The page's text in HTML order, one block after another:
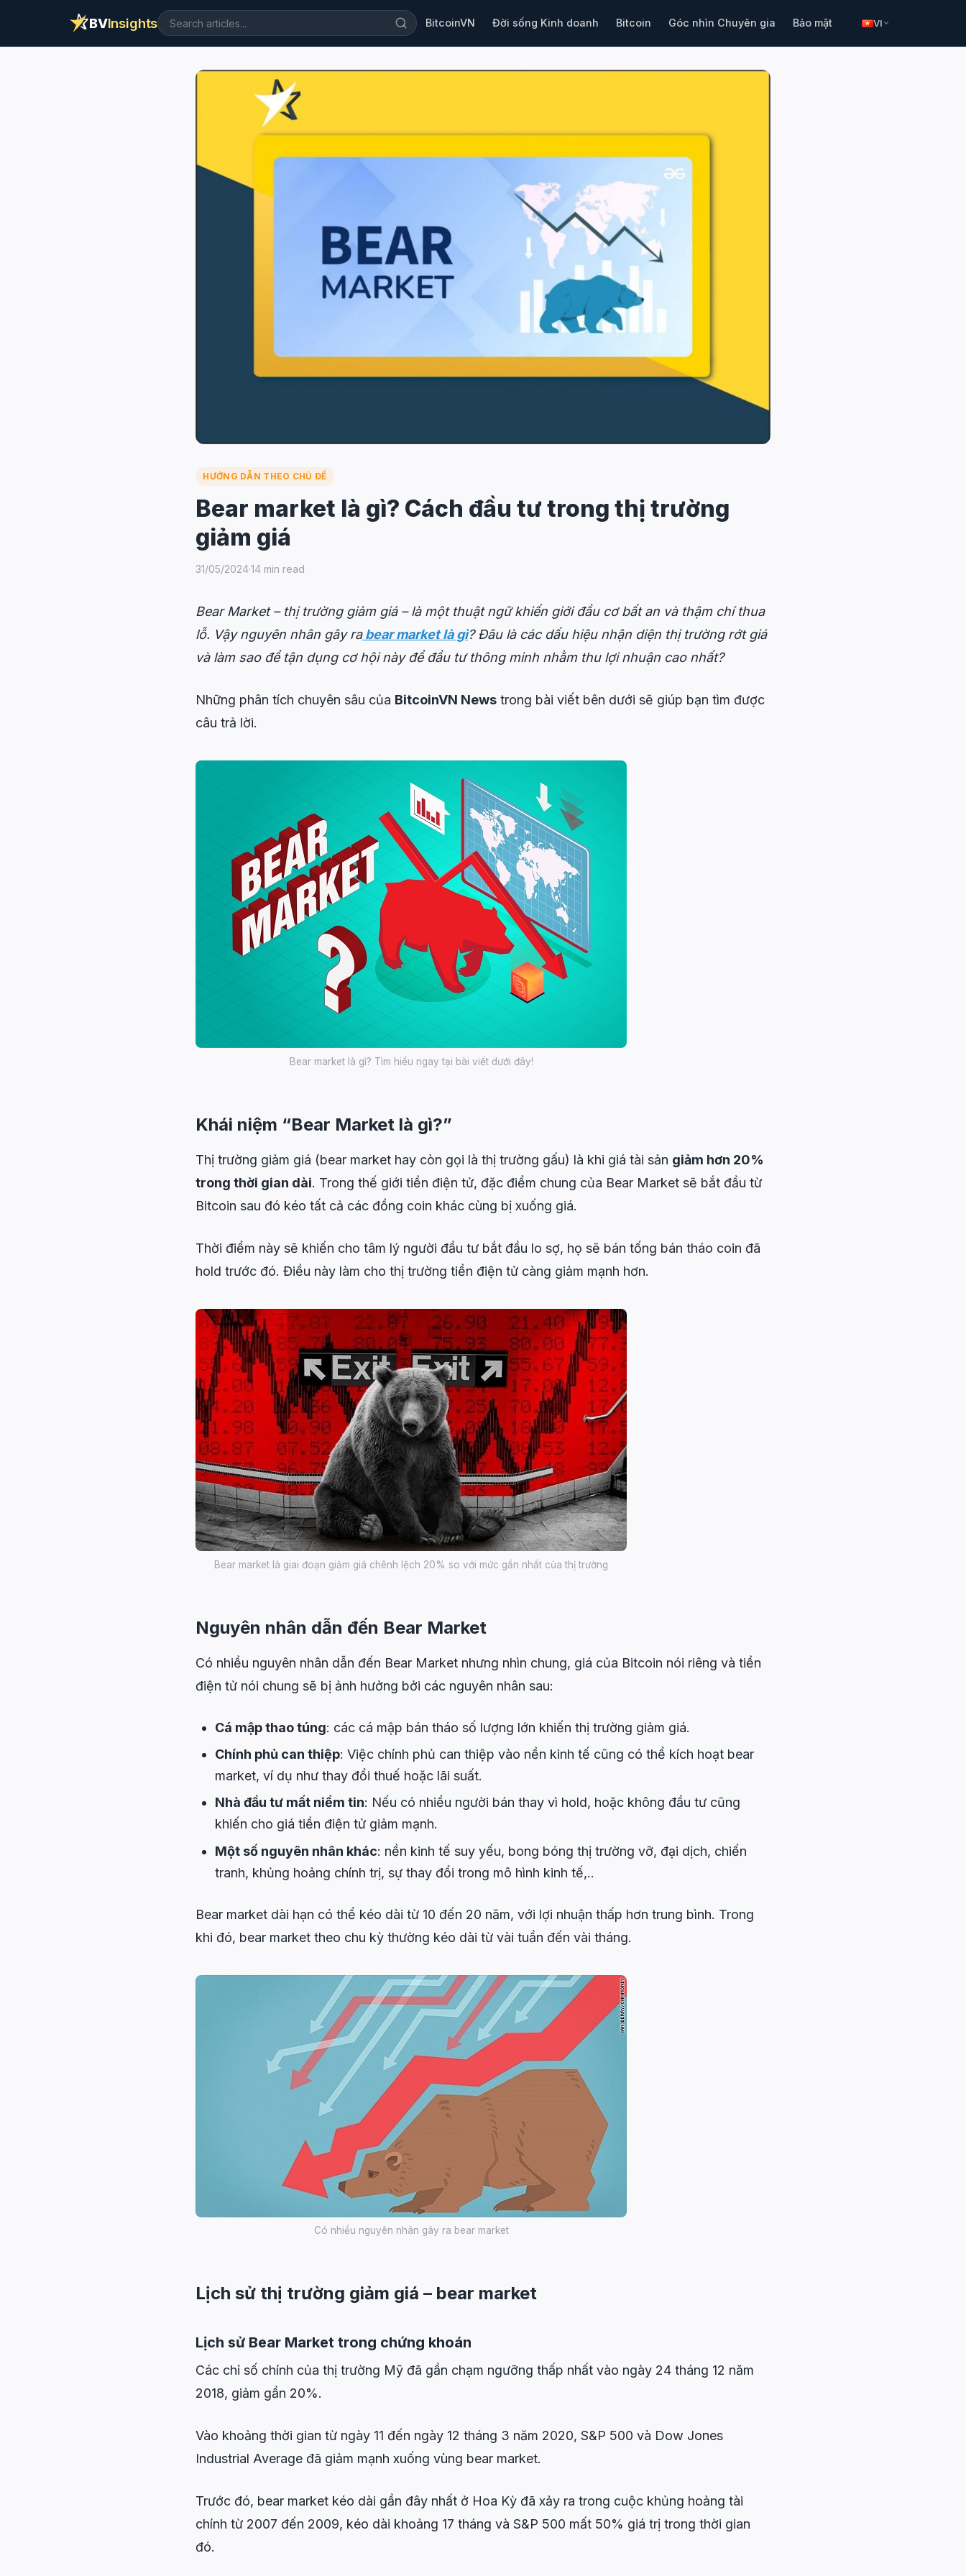
BVInsights BitcoinVN Đời sống Kinh doanh Bitcoin Góc nhìn Chuyên gia Bảo mật VI
HƯỚNG DẪN THEO CHỦ ĐỀ
Bear market là gì? Cách đầu tư trong thị trường
giảm giá
31/05/2024·14 min read
Bear Market – thị trường giảm giá – là một thuật ngữ khiến giới đầu cơ bất an và thậm chí thua
lỗ. Vậy nguyên nhân gây rabear market là gì? Đâu là các dấu hiệu nhận diện thị trường rớt giá
và làm sao để tận dụng cơ hội này để đầu tư thông minh nhằm thu lợi nhuận cao nhất?
Những phân tích chuyên sâu của BitcoinVN News trong bài viết bên dưới sẽ giúp bạn tìm được
câu trả lời.
Bear market là gì? Tìm hiểu ngay tại bài viết dưới đây!
Khái niệm “Bear Market là gì?”
Thị trường giảm giá (bear market hay còn gọi là thị trường gấu) là khi giá tài sản giảm hơn 20%
trong thời gian dài. Trong thế giới tiền điện tử, đặc điểm chung của Bear Market sẽ bắt đầu từ
Bitcoin sau đó kéo tất cả các đồng coin khác cùng bị xuống giá.
Thời điểm này sẽ khiến cho tâm lý người đầu tư bắt đầu lo sợ, họ sẽ bán tống bán tháo coin đã
hold trước đó. Điều này làm cho thị trường tiền điện tử càng giảm mạnh hơn.
Bear market là giai đoạn giảm giá chênh lệch 20% so với mức gần nhất của thị trường
Nguyên nhân dẫn đến Bear Market
Có nhiều nguyên nhân dẫn đến Bear Market nhưng nhìn chung, giá của Bitcoin nói riêng và tiền
điện tử nói chung sẽ bị ảnh hưởng bởi các nguyên nhân sau:
Cá mập thao túng: các cá mập bán tháo số lượng lớn khiến thị trường giảm giá.
Chính phủ can thiệp: Việc chính phủ can thiệp vào nền kinh tế cũng có thể kích hoạt bear
market, ví dụ như thay đổi thuế hoặc lãi suất.
Nhà đầu tư mất niềm tin: Nếu có nhiều người bán thay vì hold, hoặc không đầu tư cũng
khiến cho giá tiền điện tử giảm mạnh.
Một số nguyên nhân khác: nền kinh tế suy yếu, bong bóng thị trường vỡ, đại dịch, chiến
tranh, khủng hoảng chính trị, sự thay đổi trong mô hình kinh tế,..
Bear market dài hạn có thể kéo dài từ 10 đến 20 năm, với lợi nhuận thấp hơn trung bình. Trong
khi đó, bear market theo chu kỳ thường kéo dài từ vài tuần đến vài tháng.
Có nhiều nguyên nhân gây ra bear market
Lịch sử thị trường giảm giá – bear market
Lịch sử Bear Market trong chứng khoán
Các chỉ số chính của thị trường Mỹ đã gần chạm ngưỡng thấp nhất vào ngày 24 tháng 12 năm
2018, giảm gần 20%.
Vào khoảng thời gian từ ngày 11 đến ngày 12 tháng 3 năm 2020, S&P 500 và Dow Jones
Industrial Average đã giảm mạnh xuống vùng bear market.
Trước đó, bear market kéo dài gần đây nhất ở Hoa Kỳ đã xảy ra trong cuộc khủng hoảng tài
chính từ 2007 đến 2009, kéo dài khoảng 17 tháng và S&P 500 mất 50% giá trị trong thời gian
đó.